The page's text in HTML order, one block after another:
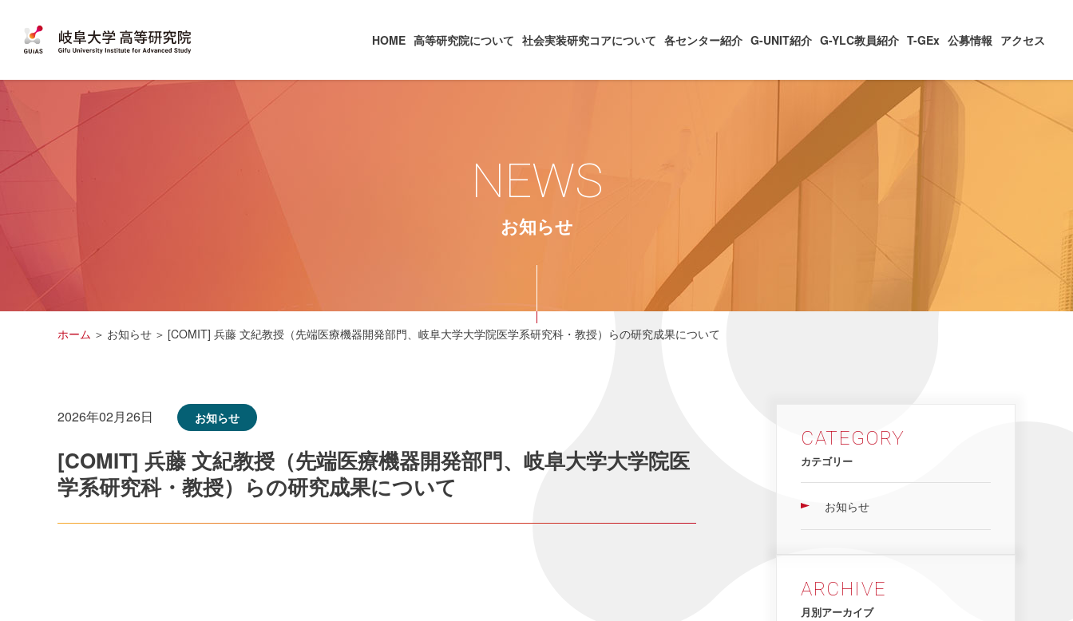
HOME 高等研究院について 社会実装研究コアについて 各センター紹介 G-UNIT紹介 G-YLC教員紹介 T-GEx 公募情報 アクセス
お知らせ
NEWS
ホーム お知らせ [COMIT] 兵藤 文紀教授（先端医療機器開発部門、岐阜大学大学院医学系研究科・教授）らの研究成果について
2026年02月26日 お知らせ
[COMIT] 兵藤 文紀教授（先端医療機器開発部門、岐阜大学大学院医
学系研究科・教授）らの研究成果について
CATEGORY
カテゴリー
お知らせ
ARCHIVE
月別アーカイブ